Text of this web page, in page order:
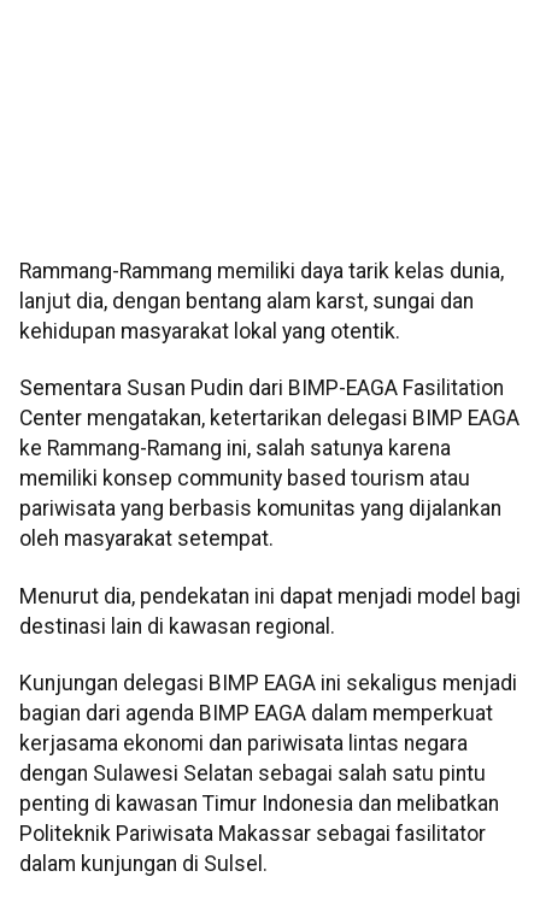
Rammang-Rammang memiliki daya tarik kelas dunia,
lanjut dia, dengan bentang alam karst, sungai dan
kehidupan masyarakat lokal yang otentik.
Sementara Susan Pudin dari BIMP-EAGA Fasilitation
Center mengatakan, ketertarikan delegasi BIMP EAGA
ke Rammang-Ramang ini, salah satunya karena
memiliki konsep community based tourism atau
pariwisata yang berbasis komunitas yang dijalankan
oleh masyarakat setempat.
Menurut dia, pendekatan ini dapat menjadi model bagi
destinasi lain di kawasan regional.
Kunjungan delegasi BIMP EAGA ini sekaligus menjadi
bagian dari agenda BIMP EAGA dalam memperkuat
kerjasama ekonomi dan pariwisata lintas negara
dengan Sulawesi Selatan sebagai salah satu pintu
penting di kawasan Timur Indonesia dan melibatkan
Politeknik Pariwisata Makassar sebagai fasilitator
dalam kunjungan di Sulsel.